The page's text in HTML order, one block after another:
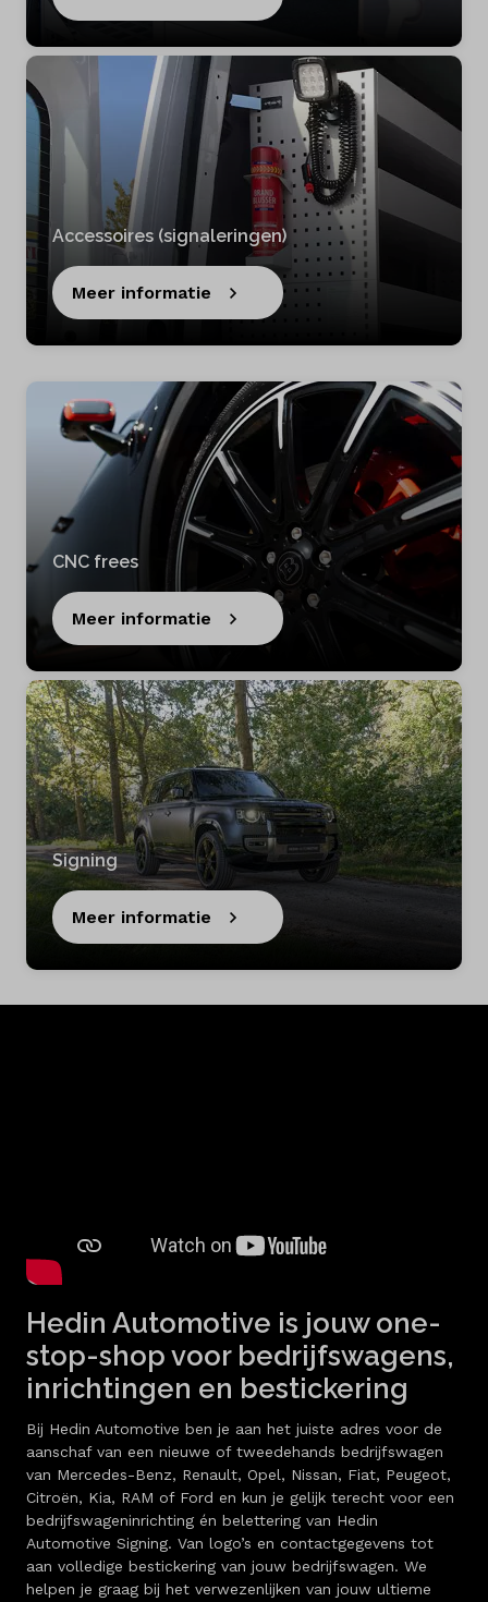
Accessoires (signaleringen)
Meer informatie
CNC frees
Meer informatie
Signing
Meer informatie
Hedin Automotive is jouw one-
stop-shop voor bedrijfswagens,
inrichtingen en bestickering
Bij Hedin Automotive ben je aan het juiste adres voor de
aanschaf van een nieuwe of tweedehands bedrijfswagen
van Mercedes-Benz, Renault, Opel, Nissan, Fiat, Peugeot,
Citroën, Kia, RAM of Ford en kun je gelijk terecht voor een
bedrijfswageninrichting én belettering van Hedin
Automotive Signing. Van logo’s en contactgegevens tot
aan volledige bestickering van jouw bedrijfswagen. We
helpen je graag bij het verwezenlijken van jouw ultieme